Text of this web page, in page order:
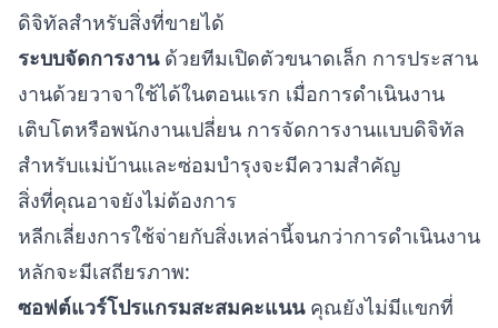
ดิจิทัลสำหรับสิ่งที่ขายได้
ระบบจัดการงานด้วยทีมเปิดตัวขนาดเล็ก การประสาน
งานด้วยวาจาใช้ได้ในตอนแรก เมื่อการดำเนินงาน
เติบโตหรือพนักงานเปลี่ยน การจัดการงานแบบดิจิทัล
สำหรับแม่บ้านและซ่อมบำรุงจะมีความสำคัญ
สิ่งที่คุณอาจยังไม่ต้องการ
หลีกเลี่ยงการใช้จ่ายกับสิ่งเหล่านี้จนกว่าการดำเนินงาน
หลักจะมีเสถียรภาพ:
ซอฟต์แวร์โปรแกรมสะสมคะแนนคุณยังไม่มีแขกที่